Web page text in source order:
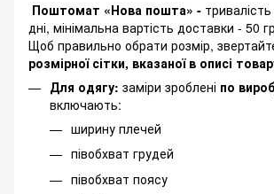
Поштомат «Нова пошта» -
дні, мінімальна вартість доставки - 50
Щоб правильно обрати розмір,
розмірної сітки, вказаної в описі
Для одягу: заміри зроблені по
включають:
ширину плечей
півобхват грудей
півобхват поясу